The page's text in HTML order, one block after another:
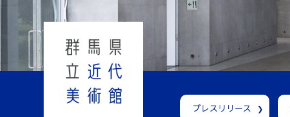
プレスリリース